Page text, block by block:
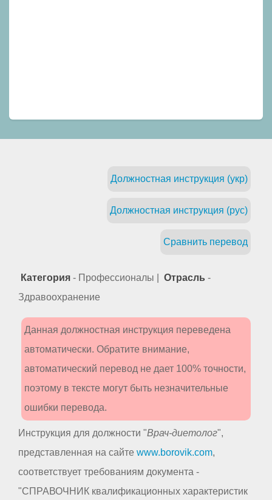
Должностная инструкция (укр)
Должностная инструкция (рус)
Сравнить перевод
Категория - Профессионалы | Отрасль -
Здравоохранение
Данная должностная инструкция переведена
автоматически. Обратите внимание,
автоматический перевод не дает 100% точности,
поэтому в тексте могут быть незначительные
ошибки перевода.
Инструкция для должности "Врач-диетолог",
представленная на сайте www.borovik.com,
соответствует требованиям документа -
"СПРАВОЧНИК квалификационных характеристик